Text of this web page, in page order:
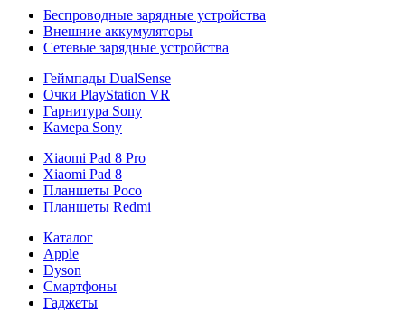
Беспроводные зарядные устройства
Внешние аккумуляторы
Сетевые зарядные устройства
Геймпады DualSense
Очки PlayStation VR
Гарнитура Sony
Камера Sony
Xiaomi Pad 8 Pro
Xiaomi Pad 8
Планшеты Poco
Планшеты Redmi
Каталог
Apple
Dyson
Смартфоны
Гаджеты